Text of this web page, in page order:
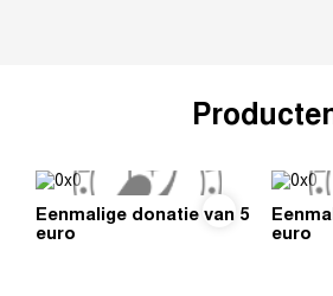
Eenmalige donatie van 5
euro
euro